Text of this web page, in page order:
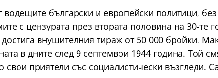
български и европейски политици,
с цензурата през втората половина на 30-те
внушителния тираж от 50 000 бройки.
в дните след 9 септември 1944 година. Той
приятели със социалистически възгледи.